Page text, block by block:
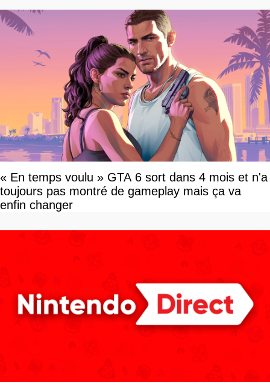
« En temps voulu » GTA 6 sort dans 4 mois et n'a
toujours pas montré de gameplay mais ça va
enfin changer